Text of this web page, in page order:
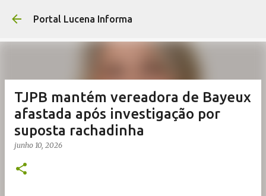
Portal Lucena Informa
TJPB mantém vereadora de Bayeux
afastada após investigação por
suposta rachadinha
junho 10, 2026